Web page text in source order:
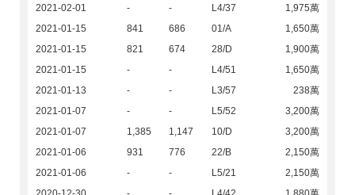
2021-02-01
- - L4/37
1,975萬
2021-01-15
841 686 01/A
1,650萬
2021-01-15
821 674 28/D
1,900萬
2021-01-15
- - L4/51
1,650萬
2021-01-13
- - L3/57
238萬
2021-01-07
- - L5/52
3,200萬
2021-01-07
1,385 1,147 10/D
3,200萬
2021-01-06
931 776 22/B
2,150萬
2021-01-06
- - L5/21
2,150萬